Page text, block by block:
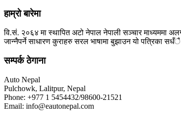
हाम्रो बारेमा
वि.सं. २०६४ मा स्थापित अटो नेपाल नेपाली सञ्चार माध्यममा
जान्नैपर्ने साधारण कुराहरु सरल भाषामा बुझाउन यो पत्रिका सधँै
सम्पर्क ठेगाना
Auto Nepal
Pulchowk, Lalitpur, Nepal
Phone: +977 1 5454432/98600-21521
Email: info@eautonepal.com